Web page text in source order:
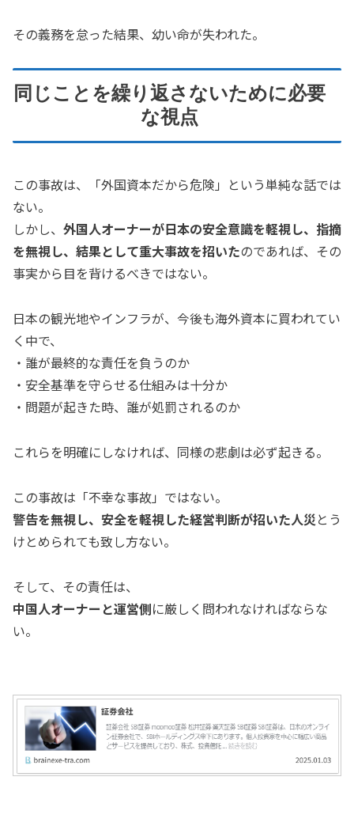
その義務を怠った結果、幼い命が失われた。
同じことを繰り返さないために必要
な視点
この事故は、「外国資本だから危険」という単純な話では
ない。
しかし、 外国人オーナーが日本の安全意識を軽視し、指摘
を無視し、結果として重大事故を招いたのであれば、その
事実から目を背けるべきではない。
日本の観光地やインフラが、今後も海外資本に買われてい
く中で、
・誰が最終的な責任を負うのか
・安全基準を守らせる仕組みは十分か
・問題が起きた時、誰が処罰されるのか
これらを明確にしなければ、同様の悲劇は必ず起きる。
この事故は「不幸な事故」ではない。
警告を無視し、安全を軽視した経営判断が招いた人災とう
けとめられても致し方ない。
そして、その責任は、
中国人オーナーと運営側に厳しく問われなければならな
い。